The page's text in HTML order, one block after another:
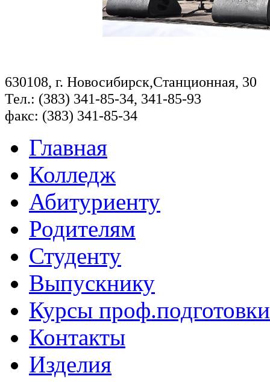
630108, г. Новосибирск,Станционная, 30
Тел.: (383) 341-85-34, 341-85-93
факс: (383) 341-85-34
Главная
Колледж
Абитуриенту
Родителям
Студенту
Выпускнику
Курсы проф.подготовки
Контакты
Изделия